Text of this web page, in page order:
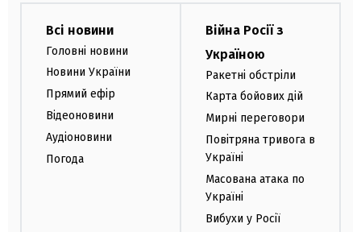
Всі новини
Головні новини
Новини України
Прямий ефір
Відеоновини
Аудіоновини
Погода
Війна Росії з
Україною
Ракетні обстріли
Карта бойових дій
Мирні переговори
Повітряна тривога в
Україні
Масована атака по
Україні
Вибухи у Росії